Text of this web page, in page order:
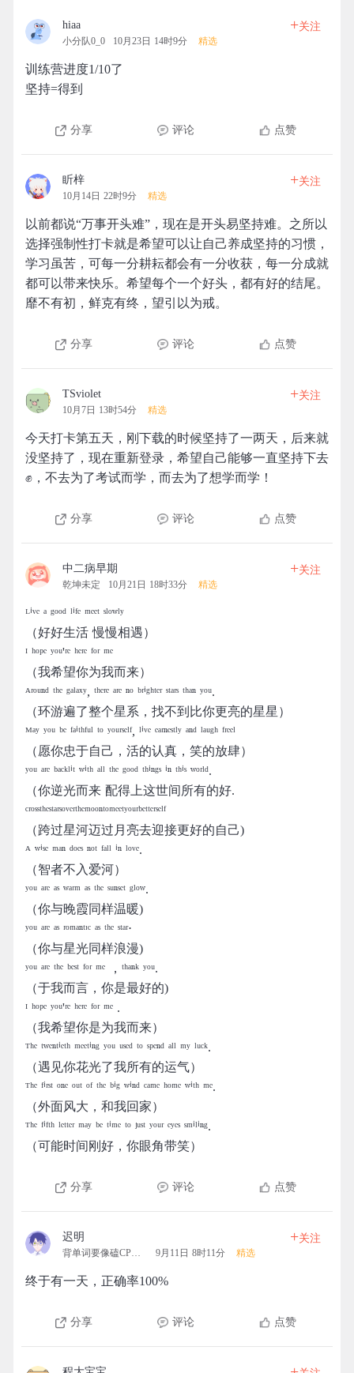
hiaa
小分队0_0 10月23日 14时9分 精选
+关注
训练营进度1/10了
坚持=得到
分享 评论 点赞
盺梓
10月14日 22时9分 精选
+关注
以前都说“万事开头难”，现在是开头易坚持难。之所以
选择强制性打卡就是希望可以让自己养成坚持的习惯，
学习虽苦，可每一分耕耘都会有一分收获，每一分成就
都可以带来快乐。希望每个一个好头，都有好的结尾。
靡不有初，鲜克有终，望引以为戒。
分享 评论 点赞
TSviolet
10月7日 13时54分 精选
+关注
今天打卡第五天，刚下载的时候坚持了一两天，后来就
没坚持了，现在重新登录，希望自己能够一直坚持下去
✊，不去为了考试而学，而去为了想学而学！
分享 评论 点赞
中二病早期
乾坤未定 10月21日 18时33分 精选
+关注
ᴸⁱᵛᵉ ᵃ ᵍᵒᵒᵈ ˡⁱᶠᵉ ᵐᵉᵉᵗ ˢˡᵒʷˡʸ
（好好生活 慢慢相遇）
ᴵ ʰᵒᵖᵉ ʸᵒᵘ'ʳᵉ ʰᵉʳᵉ ᶠᵒʳ ᵐᵉ
（我希望你为我而来）
ᴬʳᵒᵘⁿᵈ ᵗʰᵉ ᵍᵃˡᵃˣʸ, ᵗʰᵉʳᵉ ᵃʳᵉ ⁿᵒ ᵇʳⁱᵍʰᵗᵉʳ ˢᵗᵃʳˢ ᵗʰᵃⁿ ʸᵒᵘ.
（环游遍了整个星系，找不到比你更亮的星星）
ᴹᵃʸ ʸᵒᵘ ᵇᵉ ᶠᵃⁱᵗʰᶠᵘˡ ᵗᵒ ʸᵒᵘʳˢᵉˡᶠ, ˡⁱᵛᵉ ᵉᵃʳⁿᵉˢᵗˡʸ ᵃⁿᵈ ˡᵃᵘᵍʰ ᶠʳᵉᵉˡ
（愿你忠于自己，活的认真，笑的放肆）
ʸᵒᵘ ᵃʳᵉ ᵇᵃᶜᵏˡⁱᵗ ʷⁱᵗʰ ᵃˡˡ ᵗʰᵉ ᵍᵒᵒᵈ ᵗʰⁱⁿᵍˢ ⁱⁿ ᵗʰⁱˢ ʷᵒʳˡᵈ.
（你逆光而来 配得上这世间所有的好.
ᶜʳᵒˢˢᵗʰᵉˢᵗᵃʳˢᵒᵛᵉʳᵗʰᵉᵐᵒᵒⁿᵗᵒᵐᵉᵉᵗʸᵒᵘʳᵇᵉᵗᵗᵉʳˢᵉˡᶠ
（跨过星河迈过月亮去迎接更好的自己)
ᴬ ʷⁱˢᵉ ᵐᵃⁿ ᵈᵒᵉˢ ⁿᵒᵗ ᶠᵃˡˡ ⁱⁿ ˡᵒᵛᵉ.
（智者不入爱河）
ʸᵒᵘ ᵃʳᵉ ᵃˢ ʷᵃʳᵐ ᵃˢ ᵗʰᵉ ˢᵘⁿˢᵉᵗ ᵍˡᵒʷ.
（你与晚霞同样温暖)
ʸᵒᵘ ᵃʳᵉ ᵃˢ ʳᵒᵐᵃⁿᵗᶦᶜ ᵃˢ ᵗʰᵉ ˢᵗᵃʳ⋅
（你与星光同样浪漫)
ʸᵒᵘ ᵃʳᵉ ᵗʰᵉ ᵇᵉˢᵗ ᶠᵒʳ ᵐᵉ ，ᵗʰᵃⁿᵏ ʸᵒᵘ.
（于我而言，你是最好的)
ᴵ ʰᵒᵖᵉ ʸᵒᵘ'ʳᵉ ʰᵉʳᵉ ᶠᵒʳ ᵐᵉ .
（我希望你是为我而来）
ᵀʰᵉ ᵗʷᵉⁿᵗⁱᵉᵗʰ ᵐᵉᵉᵗⁱⁿᵍ ʸᵒᵘ ᵘˢᵉᵈ ᵗᵒ ˢᵖᵉⁿᵈ ᵃˡˡ ᵐʸ ˡᵘᶜᵏ.
（遇见你花光了我所有的运气）
ᵀʰᵉ ᶠⁱʳˢᵗ ᵒⁿᵉ ᵒᵘᵗ ᵒᶠ ᵗʰᵉ ᵇⁱᵍ ʷⁱⁿᵈ ᶜᵃᵐᵉ ʰᵒᵐᵉ ʷⁱᵗʰ ᵐᵉ.
（外面风大，和我回家）
ᵀʰᵉ ᶠⁱᶠᵗʰ ˡᵉᵗᵗᵉʳ ᵐᵃʸ ᵇᵉ ᵗⁱᵐᵉ ᵗᵒ ʲᵘˢᵗ ʸᵒᵘʳ ᵉʸᵉˢ ˢᵐⁱˡⁱⁿᵍ.
（可能时间刚好，你眼角带笑）
分享 评论 点赞
迟明
背单词要像磕CP一样热情 9月11日 8时11分 精选
+关注
终于有一天，正确率100%
分享 评论 点赞